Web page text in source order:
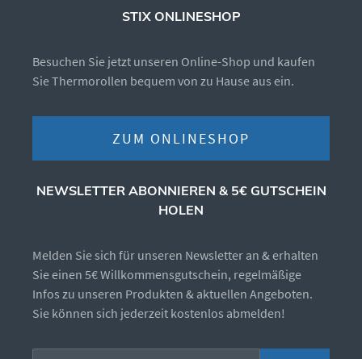
STIX ONLINESHOP
Besuchen Sie jetzt unseren Online-Shop und kaufen
Sie Thermorollen bequem von zu Hause aus ein.
ZUM ONLINESHOP
NEWSLETTER ABONNIEREN & 5€ GUTSCHEIN
HOLEN
Melden Sie sich für unseren Newsletter an & erhalten
Sie einen 5€ Willkommensgutschein, regelmäßige
Infos zu unseren Produkten & aktuellen Angeboten.
Sie können sich jederzeit kostenlos abmelden!